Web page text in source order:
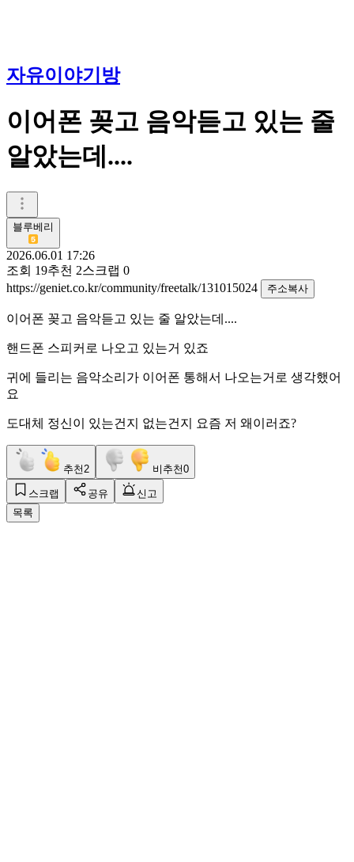
자유이야기방
이어폰 꽂고 음악듣고 있는 줄
알았는데....
블루베리
2026.06.01 17:26
조회 19추천 2스크랩 0
https://geniet.co.kr/community/freetalk/131015024
주소복사
이어폰 꽂고 음악듣고 있는 줄 알았는데....
핸드폰 스피커로 나오고 있는거 있죠
귀에 들리는 음악소리가 이어폰 통해서 나오는거로 생각했어
요
도대체 정신이 있는건지 없는건지 요즘 저 왜이러죠?
추천 2 비추천0
스크랩 공유
신고
목록